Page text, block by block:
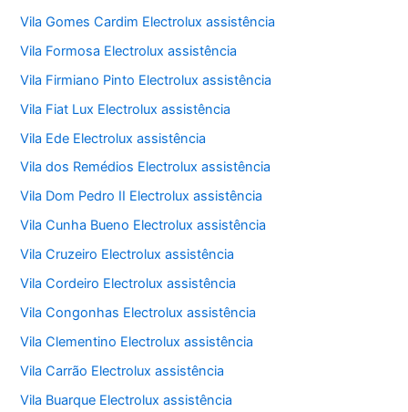
Vila Gomes Cardim Electrolux assistência
Vila Formosa Electrolux assistência
Vila Firmiano Pinto Electrolux assistência
Vila Fiat Lux Electrolux assistência
Vila Ede Electrolux assistência
Vila dos Remédios Electrolux assistência
Vila Dom Pedro II Electrolux assistência
Vila Cunha Bueno Electrolux assistência
Vila Cruzeiro Electrolux assistência
Vila Cordeiro Electrolux assistência
Vila Congonhas Electrolux assistência
Vila Clementino Electrolux assistência
Vila Carrão Electrolux assistência
Vila Buarque Electrolux assistência